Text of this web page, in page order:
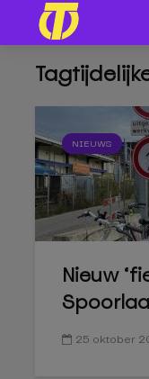
NIEUWS
Nieuw
25 oktober